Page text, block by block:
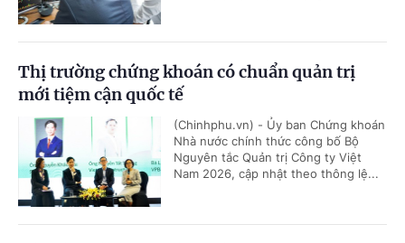
Thị trường chứng khoán có chuẩn quản trị
mới tiệm cận quốc tế
(Chinhphu.vn) - Ủy ban Chứng khoán
Nhà nước chính thức công bố Bộ
Nguyên tắc Quản trị Công ty Việt
Nam 2026, cập nhật theo thông lệ...